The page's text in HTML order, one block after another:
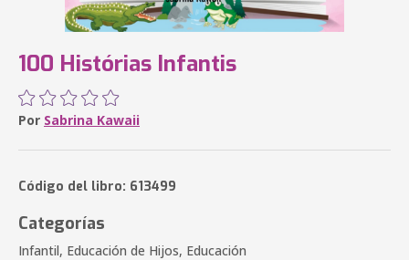
100 Histórias Infantis
Por Sabrina Kawaii
Código del libro: 613499
Categorías
Infantil, Educación de Hijos, Educación